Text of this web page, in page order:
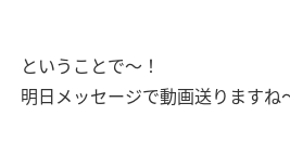
ということで〜！
明日メッセージで動画送ります